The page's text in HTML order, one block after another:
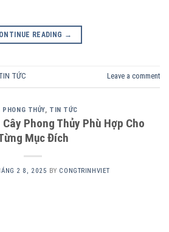
READING →
TỨC Leave a comment
PHONG THỦY, TIN TỨC
Phong Thủy Phù Hợp Cho
Mục Đích
2 8, 2025 BY CONGTRINHVIET